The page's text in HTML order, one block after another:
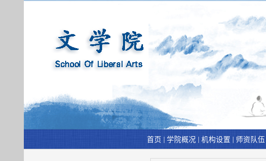
首页 | 学院概况 | 机构设置 | 师资队伍